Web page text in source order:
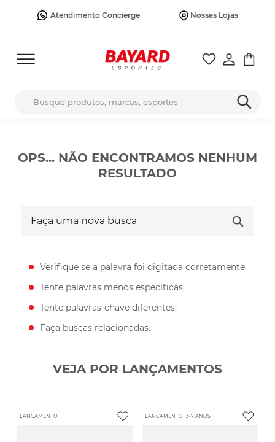
Atendimento Concierge Nossas Lojas
OPS... NÃO ENCONTRAMOS NENHUM
RESULTADO
Verifique se a palavra foi digitada corretamente;
Tente palavras menos específicas;
Tente palavras-chave diferentes;
Faça buscas relacionadas.
VEJA POR LANÇAMENTOS
LANÇAMENTO LANÇAMENTO 3-7 ANOS